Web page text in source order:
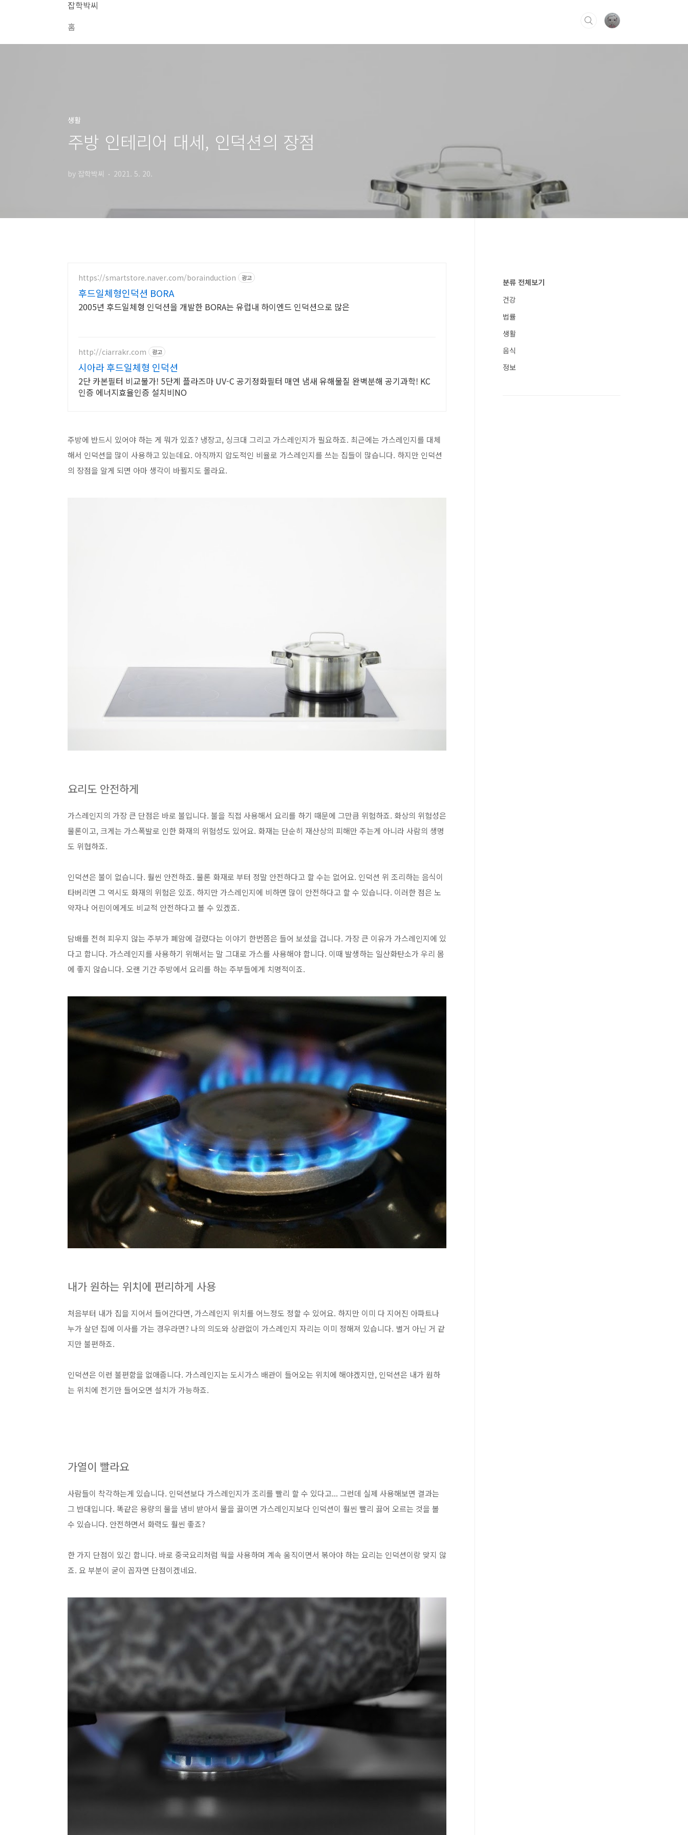
잡학박씨
홈
생활
주방 인테리어 대세, 인덕션의 장점
by 잡학박씨 2021. 5. 20.
https://smartstore.naver.com/borainduction 광고
후드일체형인덕션 BORA
2005년 후드일체형 인덕션을 개발한 BORA는 유럽내 하이엔드 인덕션으로 많은
http://ciarrakr.com 광고
시아라 후드일체형 인덕션
2단 카본필터 비교불가! 5단계 플라즈마 UV-C 공기정화필터 매연 냄새 유해물질 완벽분해 공기과학! KC
인증 에너지효율인증 설치비NO
주방에 반드시 있어야 하는 게 뭐가 있죠? 냉장고, 싱크대 그리고 가스레인지가 필요하죠. 최근에는 가스레인지를 대체
해서 인덕션을 많이 사용하고 있는데요. 아직까지 압도적인 비율로 가스레인지를 쓰는 집들이 많습니다. 하지만 인덕션
의 장점을 알게 되면 아마 생각이 바뀔지도 몰라요.
요리도 안전하게
가스레인지의 가장 큰 단점은 바로 불입니다. 불을 직접 사용해서 요리를 하기 때문에 그만큼 위험하죠. 화상의 위험성은
물론이고, 크게는 가스폭발로 인한 화재의 위험성도 있어요. 화재는 단순히 재산상의 피해만 주는게 아니라 사람의 생명
도 위협하죠.
인덕션은 불이 없습니다. 훨씬 안전하죠. 물론 화재로 부터 정말 안전하다고 할 수는 없어요. 인덕션 위 조리하는 음식이
타버리면 그 역시도 화재의 위험은 있죠. 하지만 가스레인지에 비하면 많이 안전하다고 할 수 있습니다. 이러한 점은 노
약자나 어린이에게도 비교적 안전하다고 볼 수 있겠죠.
담배를 전혀 피우지 않는 주부가 폐암에 걸렸다는 이야기 한번쯤은 들어 보셨을 겁니다. 가장 큰 이유가 가스레인지에 있
다고 합니다. 가스레인지를 사용하기 위해서는 말 그대로 가스를 사용해야 합니다. 이때 발생하는 일산화탄소가 우리 몸
에 좋지 않습니다. 오랜 기간 주방에서 요리를 하는 주부들에게 치명적이죠.
내가 원하는 위치에 편리하게 사용
처음부터 내가 집을 지어서 들어간다면, 가스레인지 위치를 어느정도 정할 수 있어요. 하지만 이미 다 지어진 아파트나
누가 살던 집에 이사를 가는 경우라면? 나의 의도와 상관없이 가스레인지 자리는 이미 정해져 있습니다. 별거 아닌 거 같
지만 불편하죠.
인덕션은 이런 불편함을 없애줍니다. 가스레인지는 도시가스 배관이 들어오는 위치에 해야겠지만, 인덕션은 내가 원하
는 위치에 전기만 들어오면 설치가 가능하죠.
가열이 빨라요
사람들이 착각하는게 있습니다. 인덕션보다 가스레인지가 조리를 빨리 할 수 있다고... 그런데 실제 사용해보면 결과는
그 반대입니다. 똑같은 용량의 물을 냄비 받아서 물을 끓이면 가스레인지보다 인덕션이 훨씬 빨리 끓어 오르는 것을 볼
수 있습니다. 안전하면서 화력도 훨씬 좋죠?
한 가지 단점이 있긴 합니다. 바로 중국요리처럼 웍을 사용하며 계속 움직이면서 볶아야 하는 요리는 인덕션이랑 맞지 않
죠. 요 부분이 굳이 꼽자면 단점이겠네요.
분류 전체보기
건강
법률
생활
음식
정보